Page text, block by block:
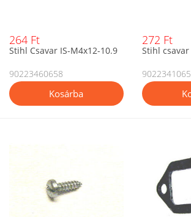
264 Ft
Stihl Csavar IS-M4x12-10.9
90223460658
272 Ft
Stihl